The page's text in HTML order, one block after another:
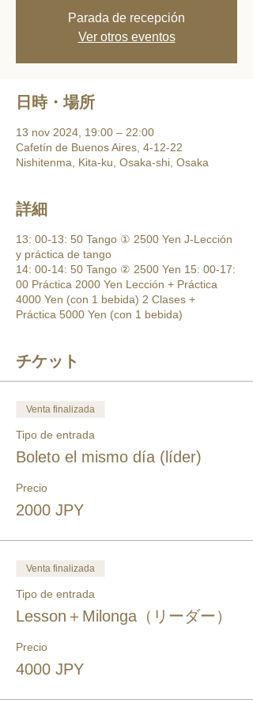
Parada de recepción
Ver otros eventos
日時・場所
13 nov 2024, 19:00 – 22:00
Cafetín de Buenos Aires, 4-12-22
Nishitenma, Kita-ku, Osaka-shi, Osaka
詳細
13: 00-13: 50 Tango ① 2500 Yen J-Lección
y práctica de tango
14: 00-14: 50 Tango ② 2500 Yen 15: 00-17:
00 Práctica 2000 Yen Lección + Práctica
4000 Yen (con 1 bebida) 2 Clases +
Práctica 5000 Yen (con 1 bebida)
チケット
Venta finalizada
Tipo de entrada
Boleto el mismo día (líder)
Precio
2000 JPY
Venta finalizada
Tipo de entrada
Lesson＋Milonga（リーダー）
Precio
4000 JPY